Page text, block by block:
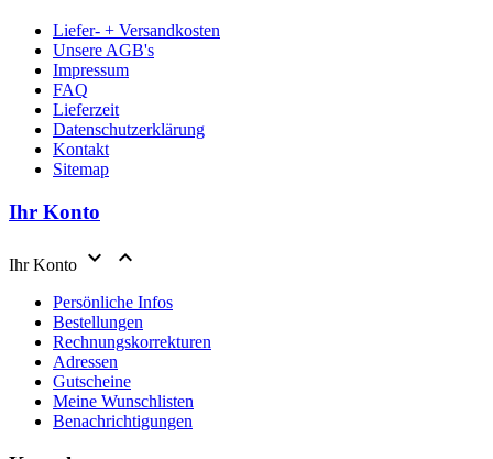
Liefer- + Versandkosten
Unsere AGB's
Impressum
FAQ
Lieferzeit
Datenschutzerklärung
Kontakt
Sitemap
Ihr Konto
Ihr Konto  
Persönliche Infos
Bestellungen
Rechnungskorrekturen
Adressen
Gutscheine
Meine Wunschlisten
Benachrichtigungen